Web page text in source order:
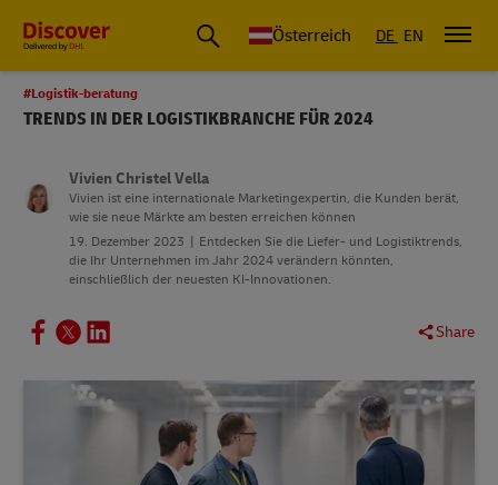
Österreich DE EN
#Logistik-beratung
TRENDS IN DER LOGISTIKBRANCHE FÜR 2024
Vivien Christel Vella
Vivien ist eine internationale Marketingexpertin, die Kunden berät,
wie sie neue Märkte am besten erreichen können
19. Dezember 2023
Entdecken Sie die Liefer- und Logistiktrends,
die Ihr Unternehmen im Jahr 2024 verändern könnten,
einschließlich der neuesten KI-Innovationen.
Share